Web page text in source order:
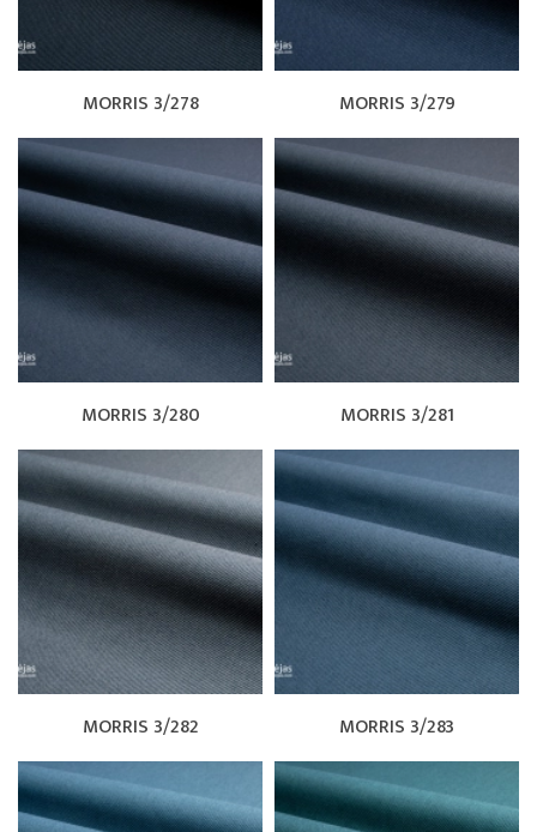
MORRIS 3/278 MORRIS 3/279
MORRIS 3/280 MORRIS 3/281
MORRIS 3/282 MORRIS 3/283